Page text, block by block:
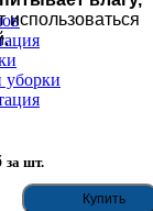
уборки
за шт.